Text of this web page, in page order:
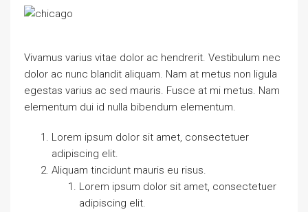
Vivamus varius vitae dolor ac hendrerit. Vestibulum nec
dolor ac nunc blandit aliquam. Nam at metus non ligula
egestas varius ac sed mauris. Fusce at mi metus. Nam
elementum dui id nulla bibendum elementum.
Lorem ipsum dolor sit amet, consectetuer
adipiscing elit.
Aliquam tincidunt mauris eu risus.
Lorem ipsum dolor sit amet, consectetuer
adipiscing elit.